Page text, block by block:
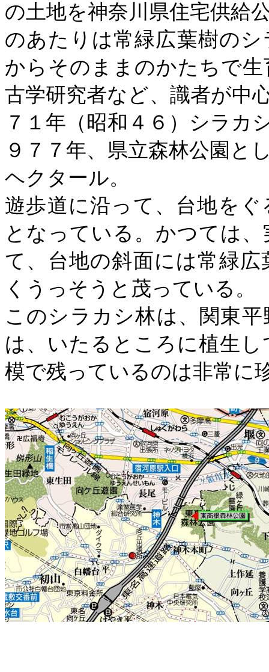
の土地を神奈川県住宅供給
のあたりは常緑広葉樹の
からそのままのかたちで
古学研究者など、識者が中
７１年（昭和４６）シラカ
９７７年、県立森林公園と
ヘクタール。
遊歩道に沿って、台地を
となっている。かつては
て、台地の斜面には常緑
くうっそうと茂っている。
このシラカシ林は、関東
は、いたるところに植生
模で残っているのは非常に